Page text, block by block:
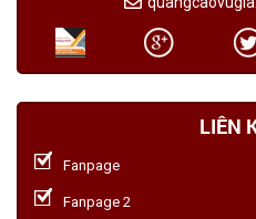
LIÊN
Fanpage
Fanpage 2